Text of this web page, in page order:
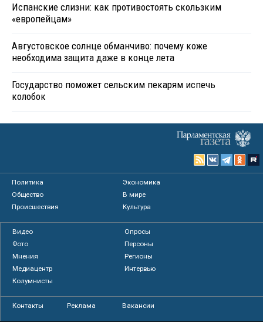
Испанские слизни: как противостоять скользким
«европейцам»
Августовское солнце обманчиво: почему коже
необходима защита даже в конце лета
Государство поможет сельским пекарям испечь
колобок
Политика
Экономика
Общество
В мире
Происшествия
Культура
Видео
Опросы
Фото
Персоны
Мнения
Регионы
Медиацентр
Интервью
Колумнисты
Контакты Реклама Вакансии